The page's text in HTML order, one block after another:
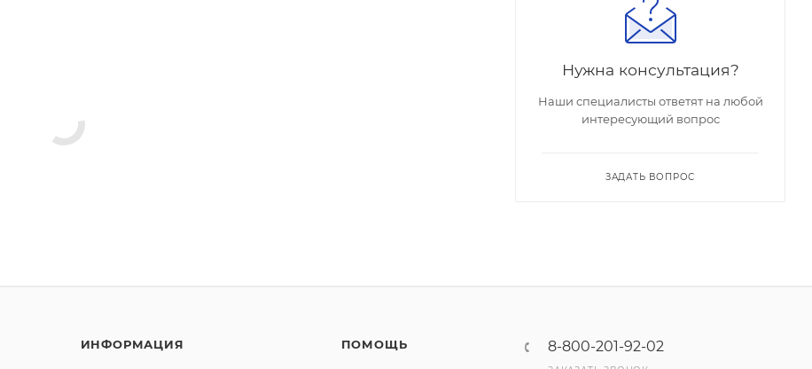
Нужна консультация?
Наши специалисты ответят на любой
интересующий вопрос
ЗАДАТЬ ВОПРОС
ИНФОРМАЦИЯ ПОМОЩЬ 8-800-201-92-02